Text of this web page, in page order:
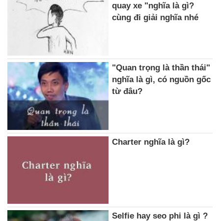
quay xe "nghĩa là gì?
cùng đi giải nghĩa nhé
"Quan trọng là thần thái"
nghĩa là gì, có nguồn gốc
từ đâu?
Charter nghĩa là gì?
Selfie hay seo phi là gì ?